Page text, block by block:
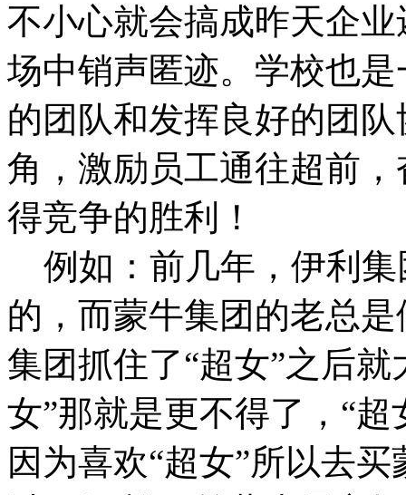
不小心就会搞成昨天企
场中销声匿迹。学校也
的团队和发挥良好的团
角，激励员工通往超前
得竞争的胜利！
例如：前几年，伊利集
的，而蒙牛集团的老总
集团抓住了“超女”之后
女”那就是更不得了，“
因为喜欢“超女”所以去